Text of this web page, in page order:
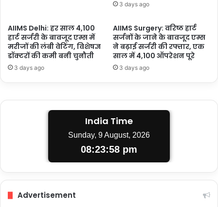
3 days ago
AIIMS Delhi: हर साल 4,100
हार्ट सर्जरी के बावजूद एम्स में
मरीजों की लंबी वेटिंग, विशेषज्ञ
डॉक्टरों की कमी बनी चुनौती
3 days ago
AIIMS Surgery: वरिष्ठ हार्ट
सर्जनों के जाने के बावजूद एम्स
ने बढ़ाई सर्जरी की रफ्तार, एक
साल में 4,100 ऑपरेशन पूरे
3 days ago
India Time
Sunday, 9 August, 2026
08:23:59 pm
Advertisement